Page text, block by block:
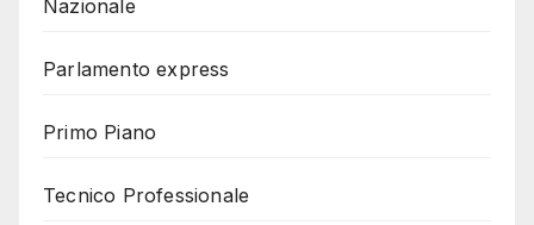
Nazionale
Parlamento express
Primo Piano
Tecnico Professionale